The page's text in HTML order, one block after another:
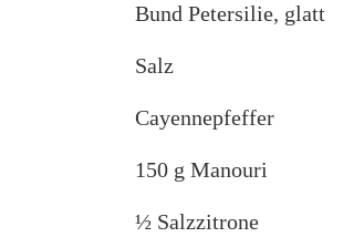
Bund Petersilie, glatt
Salz
Cayennepfeffer
150 g Manouri
½ Salzzitrone